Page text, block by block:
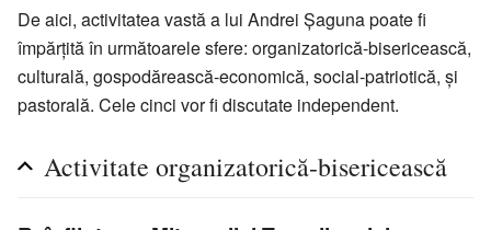
De aici, activitatea vastă a lui Andrei Șaguna poate fi
împărțită în următoarele sfere: organizatorică-bisericească,
culturală, gospodărească-economică, social-patriotică, și
pastorală. Cele cinci vor fi discutate independent.
Activitate organizatorică-bisericească